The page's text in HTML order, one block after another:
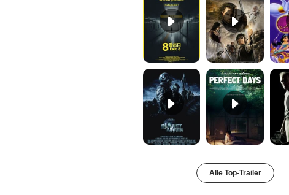
Perfect Days Trailer DF
Alle Top-Trailer